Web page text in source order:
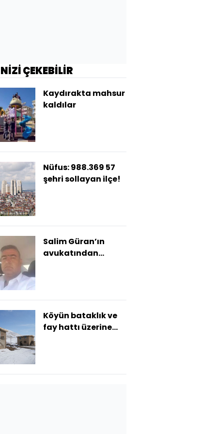
ÇEKEBİLİR
Kaydırakta mahsur
kaldılar
Nüfus: 988.369 57
şehri sollayan ilçe!
Salim Güran’ın
avukatından
Köyün bataklık ve
fay hattı üzerine